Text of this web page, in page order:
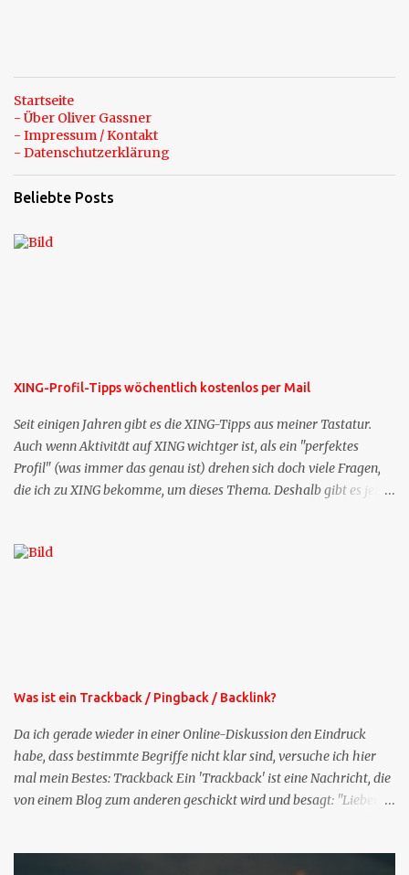
Startseite
- Über Oliver Gassner
- Impressum / Kontakt
- Datenschutzerklärung
Beliebte Posts
XING-Profil-Tipps wöchentlich kostenlos per Mail
Seit einigen Jahren gibt es die XING-Tipps aus meiner Tastatur.
Auch wenn Aktivität auf XING wichtger ist, als ein "perfektes
Profil" (was immer das genau ist) drehen sich doch viele Fragen,
die ich zu XING bekomme, um dieses Thema. Deshalb gibt es jetzt
bekommen Sie kostenlos eine weitere Folge. Die Startsequenz ist 16
Was ist ein Trackback / Pingback / Backlink?
Da ich gerade wieder in einer Online-Diskussion den Eindruck
habe, dass bestimmte Begriffe nicht klar sind, versuche ich hier
mal mein Bestes: Trackback Ein 'Trackback' ist eine Nachricht, die
von einem Blog zum anderen geschickt wird und besagt: "Lieber